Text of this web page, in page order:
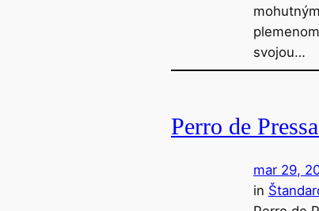
svojou…
Perro de
mar 29,
in